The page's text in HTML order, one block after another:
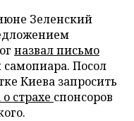
Зеленский
назвал письмо
Посол
Киева запросить
страхе спонсоров